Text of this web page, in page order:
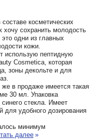
косметических
хочу сохранить молодость
одни из главных
кожи.
использую пептидную
Cosmetica, которая
зоны декольте и для
в продаже имеется такая
30 мл. Упаковка
стекла. Имеет
для удобного дозирования
минимум
далее »